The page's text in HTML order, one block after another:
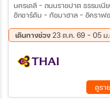
นครเดลี - ถนนราชปาต ธรรมเนี
อักชาร์ดัม - ทัชมาฮาล - อัคราฟอร์ท - ฟาเตปูร์สิกีร์ - บ่อน้ำขั้นบันได
พิพิธภัณฑ์ มหาราชา จัย ซิงห์ – ซิตี้พาเลซ - แอมเบ
ปูร์ (BLUE CITY) - อนุสรณ์สถานจาสวานต์ธาดา – ป้อมเมห์รานการห์
– ตลาดซาร์ดาร์ - เมืองมันฑวา - ฟรี ขี่อูฐ ชมสถาปัตยกรรมแห่งมันฑ
วา
เดินทางช่วง 23 ต.ค. 69 - 05 ม
03 ธ.ค. 69 - 08 ธ.ค. 69
31 ธ.ค. 69 - 05 ม.ค. 70
ดูรา